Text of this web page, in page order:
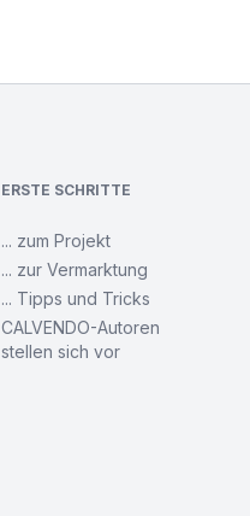
ERSTE SCHRITTE
... zum Projekt
... zur Vermarktung
... Tipps und Tricks
CALVENDO-Autoren
stellen sich vor